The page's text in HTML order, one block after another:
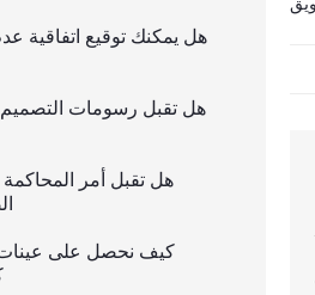
هل يمكنك توقيع اتفاقية
هل تقبل رسومات
هل تقبل أمر المحاكمة
كيف نحصل على عينات